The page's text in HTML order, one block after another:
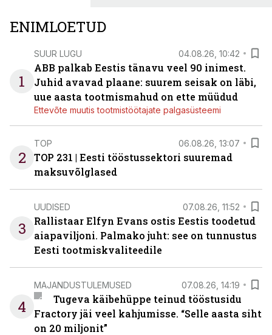
ENIMLOETUD
1
SUUR LUGU 04.08.26, 10:42
ABB palkab Eestis tänavu veel 90 inimest.
Juhid avavad plaane: suurem seisak on läbi,
uue aasta tootmismahud on ette müüdud
Ettevõte muutis tootmistöötajate palgasüsteemi
2
TOP 06.08.26, 13:07
TOP 231 | Eesti tööstussektori suuremad
maksuvõlglased
3
UUDISED 07.08.26, 11:52
Rallistaar Elfyn Evans ostis Eestis toodetud
aiapaviljoni. Palmako juht: see on tunnustus
Eesti tootmiskvaliteedile
4
MAJANDUSTULEMUSED 07.08.26, 14:19
Tugeva käibehüppe teinud tööstusidu
Fractory jäi veel kahjumisse. “Selle aasta siht
on 20 miljonit”